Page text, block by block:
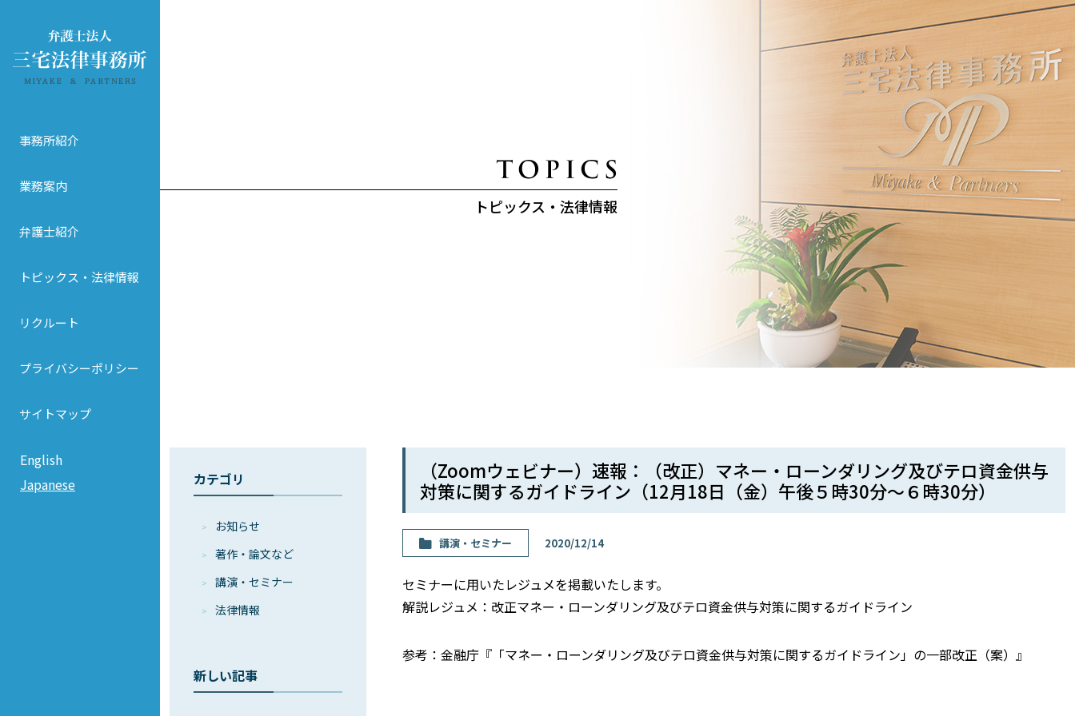
事務所紹介
業務案内
弁護士紹介
トピックス・法律情報
リクルート
プライバシーポリシー
サイトマップ
English
Japanese
トピックス・法律情報
カテゴリ
お知らせ
著作・論⽂など
講演・セミナー
法律情報
新しい記事
（Zoomウェビナー）速報：（改正）マネー・ローンダリング及びテロ資金供与
対策に関するガイドライン（12月18日（金）午後５時30分〜６時30分）
講演・セミナー 2020/12/14
セミナーに用いたレジュメを掲載いたします。
解説レジュメ：改正マネー・ローンダリング及びテロ資金供与対策に関するガイドライン
参考：金融庁『「マネー・ローンダリング及びテロ資金供与対策に関するガイドライン」の一部改正（案）』